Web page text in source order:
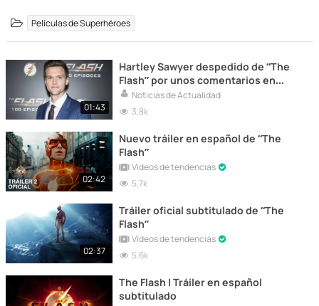
Películas de Superhéroes
01:43
Hartley Sawyer despedido de “The
Flash” por unos comentarios en
Twitter
Noticias de Actualidad
3,8k
02:42
Nuevo tráiler en español de “The
Flash”
Vídeos de tendencias
5,7k
02:37
Tráiler oficial subtitulado de “The
Flash”
Vídeos de tendencias
5,6k
The Flash | Tráiler en español
subtitulado